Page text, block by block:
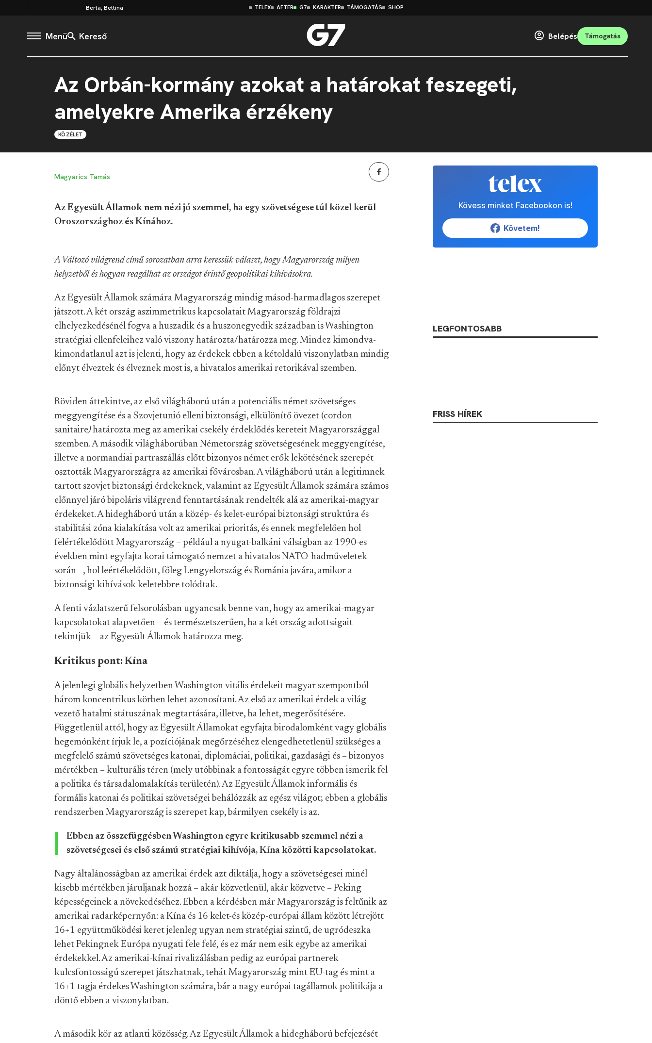
Berta, Bettina TELEX AFTER G7 KARAKTER TÁMOGATÁS SHOP
Menü Kereső Belépés Támogatás
Az Orbán-kormány azokat a határokat feszegeti,
amelyekre Amerika érzékeny
KÖZÉLET
Magyarics Tamás
Az Egyesült Államok nem nézi jó szemmel, ha egy szövetségese túl közel kerül
Oroszországhoz és Kínához.
A Változó világrend című sorozatban arra keressük választ, hogy Magyarország milyen
helyzetből és hogyan reagálhat az országot érintő geopolitikai kihívásokra.
Az Egyesült Államok számára Magyarország mindig másod-harmadlagos szerepet
játszott. A két ország aszimmetrikus kapcsolatait Magyarország földrajzi
elhelyezkedésénél fogva a huszadik és a huszonegyedik században is Washington
stratégiai ellenfeleihez való viszony határozta/határozza meg. Mindez kimondva-
kimondatlanul azt is jelenti, hogy az érdekek ebben a kétoldalú viszonylatban mindig
előnyt élveztek és élveznek most is, a hivatalos amerikai retorikával szemben.
Röviden áttekintve, az első világháború után a potenciális német szövetséges
meggyengítése és a Szovjetunió elleni biztonsági, elkülönítő övezet (cordon
sanitaire)határozta meg az amerikai csekély érdeklődés kereteit Magyarországgal
szemben. A második világháborúban Németország szövetségesének meggyengítése,
illetve a normandiai partraszállás előtt bizonyos német erők lekötésének szerepét
osztották Magyarországra az amerikai fővárosban. A világháború után a legitimnek
tartott szovjet biztonsági érdekeknek, valamint az Egyesült Államok számára számos
előnnyel járó bipoláris világrend fenntartásának rendelték alá az amerikai-magyar
érdekeket. A hidegháború után a közép- és kelet-európai biztonsági struktúra és
stabilitási zóna kialakítása volt az amerikai prioritás, és ennek megfelelően hol
felértékelődött Magyarország – például a nyugat-balkáni válságban az 1990-es
években mint egyfajta korai támogató nemzet a hivatalos NATO-hadműveletek
során –, hol leértékelődött, főleg Lengyelország és Románia javára, amikor a
biztonsági kihívások keletebbre tolódtak.
A fenti vázlatszerű felsorolásban ugyancsak benne van, hogy az amerikai-magyar
kapcsolatokat alapvetően – és természetszerűen, ha a két ország adottságait
tekintjük – az Egyesült Államok határozza meg.
Kritikus pont: Kína
A jelenlegi globális helyzetben Washington vitális érdekeit magyar szempontból
három koncentrikus körben lehet azonosítani. Az első az amerikai érdek a világ
vezető hatalmi státuszának megtartására, illetve, ha lehet, megerősítésére.
Függetlenül attól, hogy az Egyesült Államokat egyfajta birodalomként vagy globális
hegemónként írjuk le, a pozíciójának megőrzéséhez elengedhetetlenül szükséges a
megfelelő számú szövetséges katonai, diplomáciai, politikai, gazdasági és – bizonyos
mértékben – kulturális téren (mely utóbbinak a fontosságát egyre többen ismerik fel
a politika és társadalomalakítás területén). Az Egyesült Államok informális és
formális katonai és politikai szövetségei behálózzák az egész világot; ebben a globális
rendszerben Magyarország is szerepet kap, bármilyen csekély is az.
Ebben az összefüggésben Washington egyre kritikusabb szemmel nézi a
szövetségesei és első számú stratégiai kihívója, Kína közötti kapcsolatokat.
Nagy általánosságban az amerikai érdek azt diktálja, hogy a szövetségesei minél
kisebb mértékben járuljanak hozzá – akár közvetlenül, akár közvetve – Peking
képességeinek a növekedéséhez. Ebben a kérdésben már Magyarország is feltűnik az
amerikai radarképernyőn: a Kína és 16 kelet-és közép-európai állam között létrejött
16+1 együttműködési keret jelenleg ugyan nem stratégiai szintű, de ugródeszka
lehet Pekingnek Európa nyugati fele felé, és ez már nem esik egybe az amerikai
érdekekkel.Az amerikai-kínai rivalizálásban pedig az európai partnerek
kulcsfontosságú szerepet játszhatnak, tehát Magyarország mint EU-tag és mint a
16+1 tagja érdekes Washington számára, bár a nagy európai tagállamok politikája a
döntő ebben a viszonylatban.
A második kör az atlanti közösség. Az Egyesült Államok a hidegháború befejezését
Kövess minket Facebookon is!
Követem!
LEGFONTOSABB
FRISS HÍREK